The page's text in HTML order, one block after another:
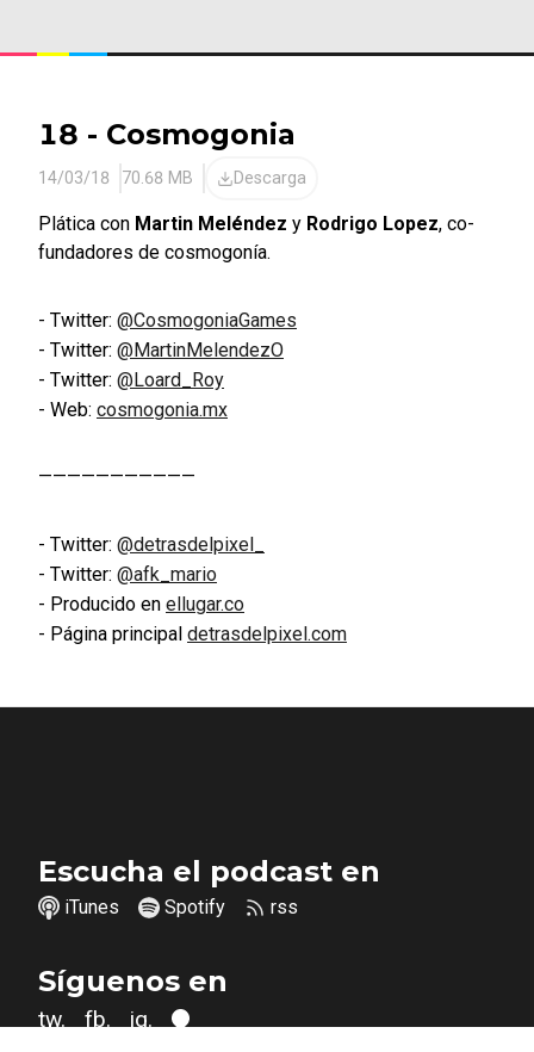
18 - Cosmogonia
14/03/18 70.68 MB Descarga
Plática con Martin Meléndez y Rodrigo Lopez, co-
fundadores de cosmogonía.
Twitter: @CosmogoniaGames
Twitter: @MartinMelendezO
Twitter: @Loard_Roy
Web: cosmogonia.mx
——————————­—
Twitter: @detrasdelpixel_
Twitter: @afk_mario
Producido en ellugar.co
Página principal detrasdelpixel.com
Escucha el podcast en
iTunes Spotify rss
Síguenos en
tw. fb. ig.